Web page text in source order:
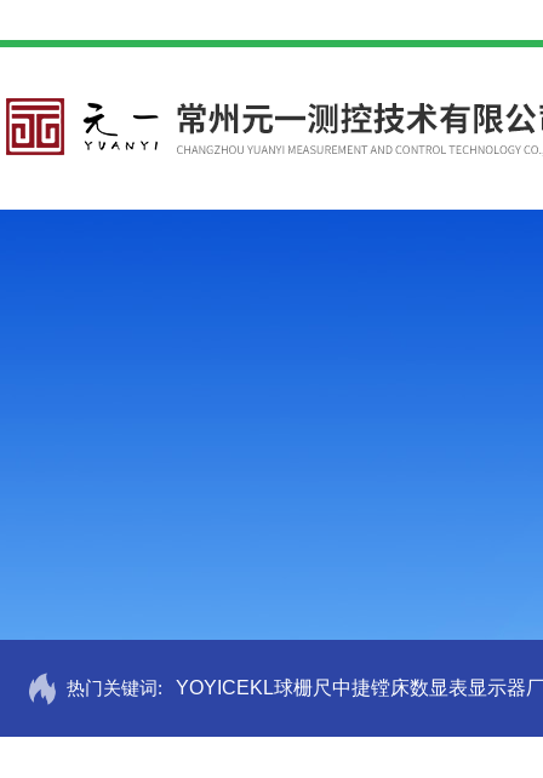
热门关键词: YOYICEKL球栅尺中捷镗床数显表显示器